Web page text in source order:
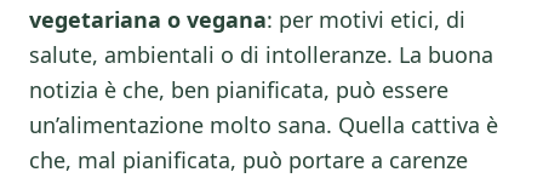
vegetariana o vegana: per motivi etici, di
salute, ambientali o di intolleranze. La buona
notizia è che, ben pianificata, può essere
un’alimentazione molto sana. Quella cattiva è
che, mal pianificata, può portare a carenze